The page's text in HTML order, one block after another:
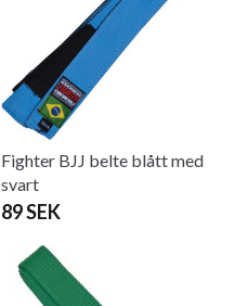
Fighter BJJ belte blått med
svart
89 SEK